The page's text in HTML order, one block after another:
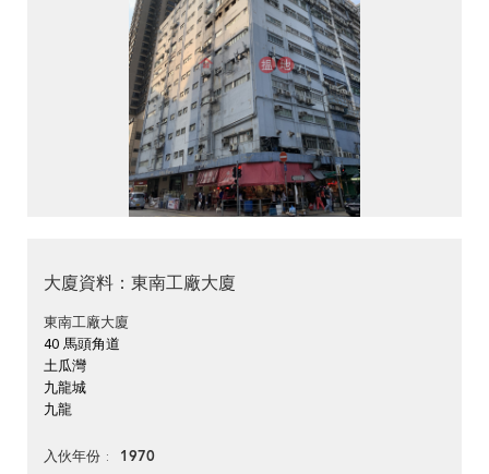
大廈資料：東南工廠大廈
東南工廠大廈
40 馬頭角道
土瓜灣
九龍城
九龍
入伙年份 1970